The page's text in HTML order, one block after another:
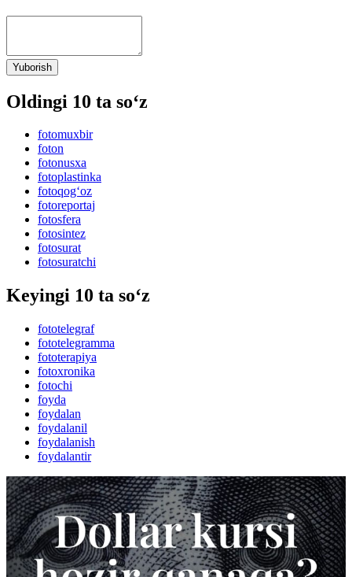
Yuborish
Oldingi 10 ta so‘z
fotomuxbir
foton
fotonusxa
fotoplastinka
fotoqog‘oz
fotoreportaj
fotosfera
fotosintez
fotosurat
fotosuratchi
Keyingi 10 ta so‘z
fototelegraf
fototelegramma
fototerapiya
fotoxronika
fotochi
foyda
foydalan
foydalanil
foydalanish
foydalantir